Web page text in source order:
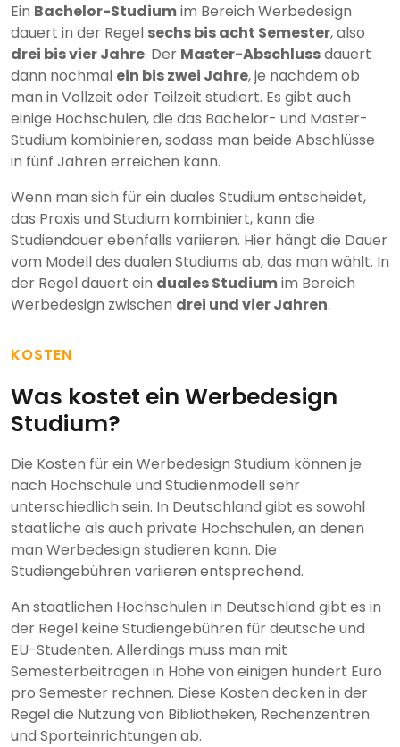
Ein Bachelor-Studiumim Bereich Werbedesign
dauert in der Regel sechs bis acht Semester, also
drei bis vier Jahre. Der Master-Abschlussdauert
dann nochmal ein bis zwei Jahre, je nachdem ob
man in Vollzeit oder Teilzeit studiert. Es gibt auch
einige Hochschulen, die das Bachelor- und Master-
Studium kombinieren, sodass man beide Abschlüsse
in fünf Jahren erreichen kann.
Wenn man sich für ein duales Studium entscheidet,
das Praxis und Studium kombiniert, kann die
Studiendauer ebenfalls variieren. Hier hängt die Dauer
vom Modell des dualen Studiums ab, das man wählt. In
der Regel dauert ein duales Studiumim Bereich
Werbedesign zwischen drei und vier Jahren.
KOSTEN
Was kostet ein Werbedesign
Studium?
Die Kosten für ein Werbedesign Studium können je
nach Hochschule und Studienmodell sehr
unterschiedlich sein. In Deutschland gibt es sowohl
staatliche als auch private Hochschulen, an denen
man Werbedesign studieren kann. Die
Studiengebühren variieren entsprechend.
An staatlichen Hochschulen in Deutschland gibt es in
der Regel keine Studiengebühren für deutsche und
EU-Studenten. Allerdings muss man mit
Semesterbeiträgen in Höhe von einigen hundert Euro
pro Semester rechnen. Diese Kosten decken in der
Regel die Nutzung von Bibliotheken, Rechenzentren
und Sporteinrichtungen ab.